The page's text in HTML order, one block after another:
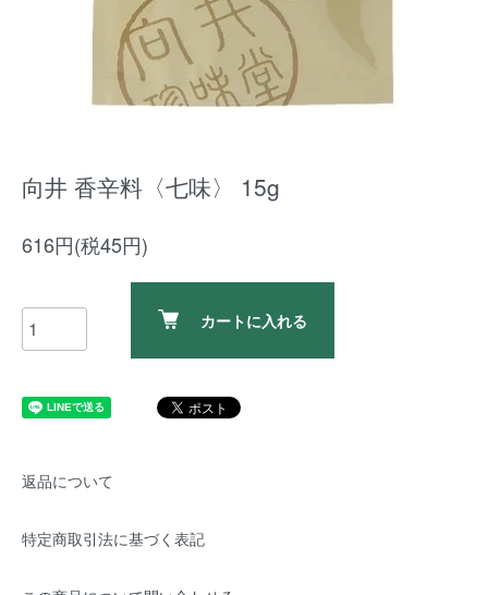
向井 香辛料〈七味〉 15g
616円(税45円)
カートに入れる
返品について
特定商取引法に基づく表記